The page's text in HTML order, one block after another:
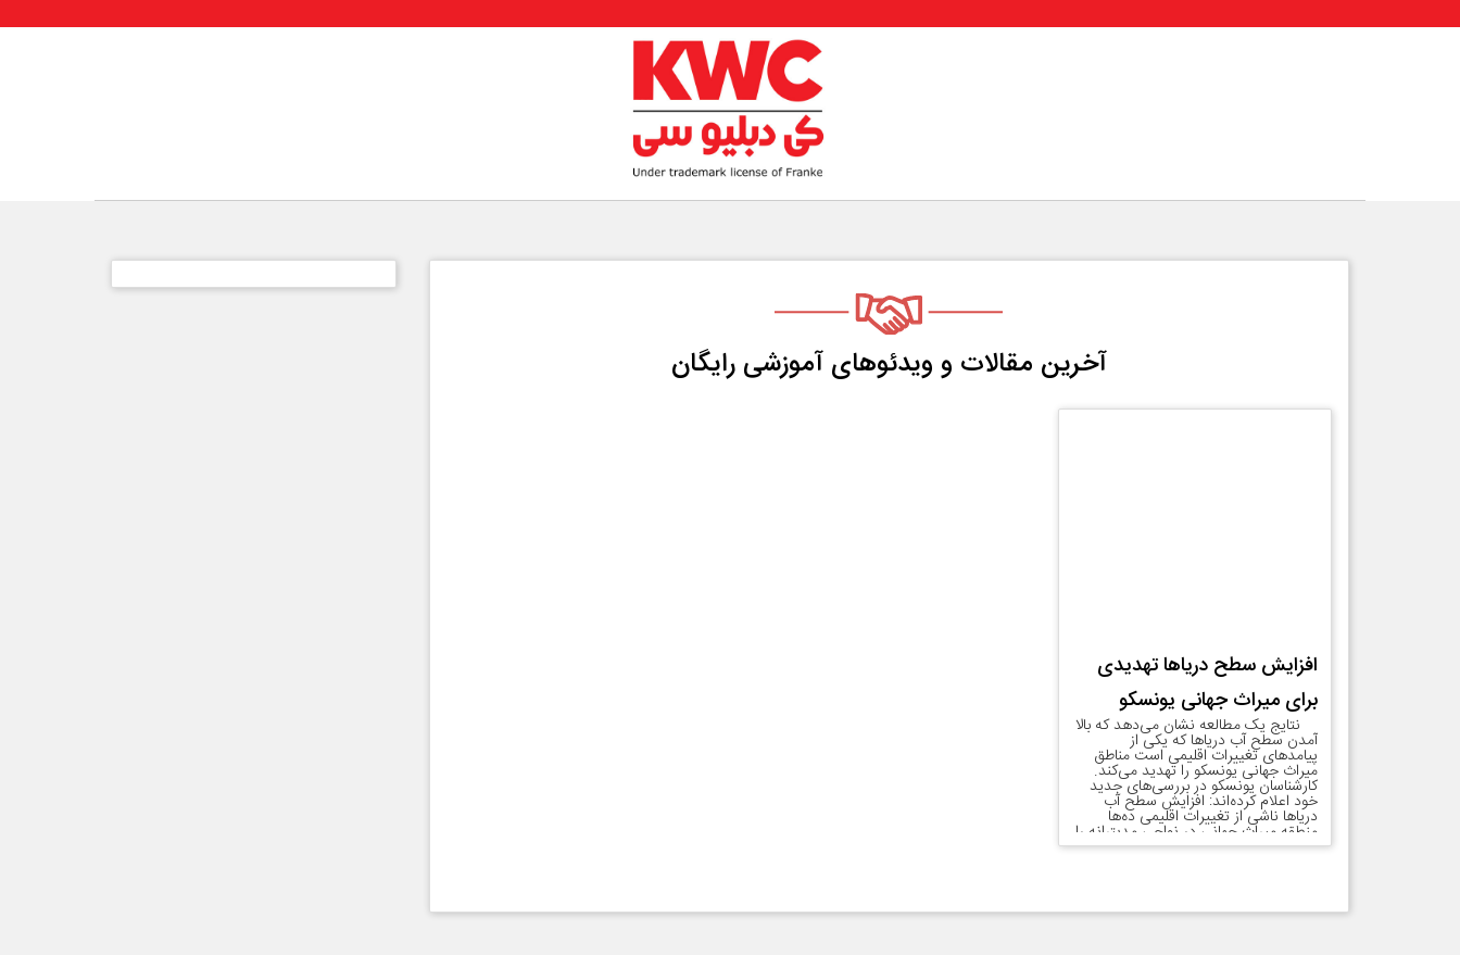
آخرین مقالات و ویدئو‌های آموزشی رایگان
افزایش سطح دریاها تهدیدی
برای میراث جهانی یونسکو
نتایج یک مطالعه نشان می‌دهد که بالا
آمدن سطح آب دریاها که یکی از
پیامدهای تغییرات اقلیمی است مناطق
میراث جهانی یونسکو را تهدید می‌کند.
کارشناسان یونسکو در بررسی‌های جدید
خود اعلام کرده‌اند: افزایش سطح آب
دریاها ناشی از تغییرات اقلیمی ده‌ها
منطقه میراث جهانی در نواحی مدیترانه را
با خطر فزاینده سیل […]